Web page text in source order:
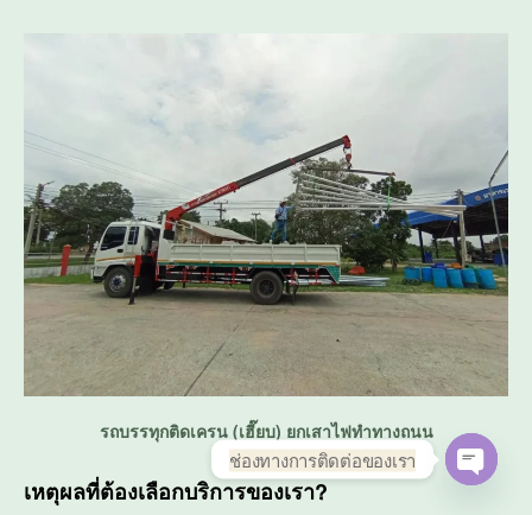
รถบรรทุกติดเครน (เฮี๊ยบ) ยกเสาไฟทำทางถนน
เหตุผลที่ต้องเลือกบริการของเรา?
ช่องทางการติดต่อของเรา